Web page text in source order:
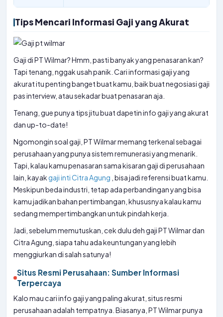
Tips Mencari Informasi Gaji yang Akurat
Gaji di PT Wilmar? Hmm, pasti banyak yang penasaran kan?
Tapi tenang, nggak usah panik. Cari informasi gaji yang
akurat itu penting banget buat kamu, baik buat negosiasi gaji
pas interview, atau sekadar buat penasaran aja.
Tenang, gue punya tips jitu buat dapetin info gaji yang akurat
dan up-to-date!
Ngomongin soal gaji, PT Wilmar memang terkenal sebagai
perusahaan yang punya sistem remunerasi yang menarik.
Tapi, kalau kamu penasaran sama kisaran gaji di perusahaan
lain, kayak gaji inti Citra Agung , bisa jadi referensi buat kamu.
Meskipun beda industri, tetap ada perbandingan yang bisa
kamu jadikan bahan pertimbangan, khususnya kalau kamu
sedang mempertimbangkan untuk pindah kerja.
Jadi, sebelum memutuskan, cek dulu deh gaji PT Wilmar dan
Citra Agung, siapa tahu ada keuntungan yang lebih
menggiurkan di salah satunya!
Situs Resmi Perusahaan: Sumber Informasi
Terpercaya
Kalo mau cari info gaji yang paling akurat, situs resmi
perusahaan adalah tempatnya. Biasanya, PT Wilmar punya